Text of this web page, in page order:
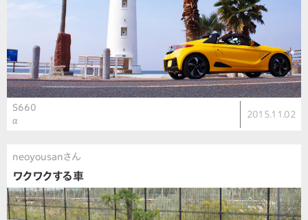
S660
α
2015.11.02
neoyousanさん
ワクワクする車